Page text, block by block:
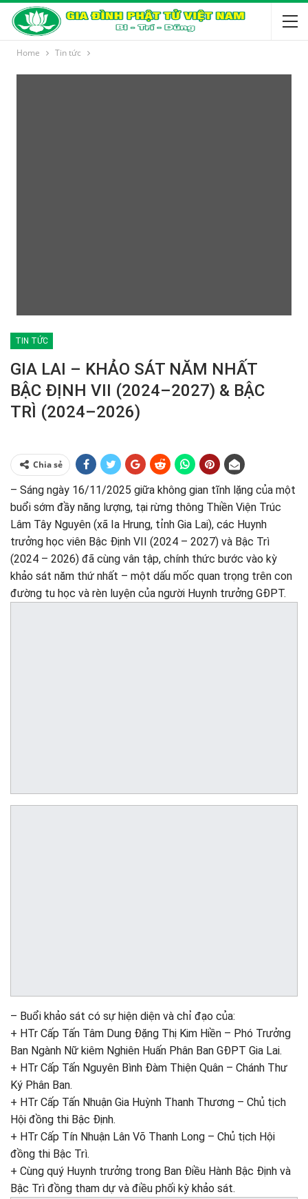
Home Tin tức
TIN TỨC
GIA LAI – KHẢO SÁT NĂM NHẤT
BẬC ĐỊNH VII (2024–2027) & BẬC
TRÌ (2024–2026)
Chia sẻ
– Sáng ngày 16/11/2025 giữa không gian tĩnh lặng của một
buổi sớm đầy năng lượng, tại rừng thông Thiền Viện Trúc
Lâm Tây Nguyên (xã Ia Hrung, tỉnh Gia Lai), các Huynh
trưởng học viên Bậc Định VII (2024 – 2027) và Bậc Trì
(2024 – 2026) đã cùng vân tập, chính thức bước vào kỳ
khảo sát năm thứ nhất – một dấu mốc quan trọng trên con
đường tu học và rèn luyện của người Huynh trưởng GĐPT.
– Buổi khảo sát có sự hiện diện và chỉ đạo của:
+ HTr Cấp Tấn Tâm Dung Đặng Thị Kim Hiền – Phó Trưởng
Ban Ngành Nữ kiêm Nghiên Huấn Phân Ban GĐPT Gia Lai.
+ HTr Cấp Tấn Nguyên Bình Đàm Thiện Quân – Chánh Thư
Ký Phân Ban.
+ HTr Cấp Tấn Nhuận Gia Huỳnh Thanh Thương – Chủ tịch
Hội đồng thi Bậc Định.
+ HTr Cấp Tín Nhuận Lân Võ Thanh Long – Chủ tịch Hội
đồng thi Bậc Trì.
+ Cùng quý Huynh trưởng trong Ban Điều Hành Bậc Định và
Bậc Trì đồng tham dự và điều phối kỳ khảo sát.